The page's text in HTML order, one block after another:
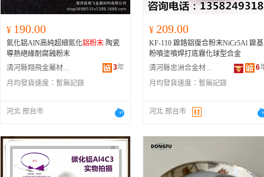
¥ 190.00
氮化鋁AlN高純超細氮化鋁粉末 陶瓷
導熱絕緣耐腐蝕粉末
清河縣翔飛金屬材料有限公司
3年
月均發貨速度： 暫無記錄
河北 邢台市
¥ 209.00
KF-110 鎳鉻鋁復合粉末NiCr5Al 鎳基
粉噴塗噴焊打底霧化球型合金
清河縣忠洲合金材料有限公司
6
月均發貨速度： 暫無記錄
河北 邢台市